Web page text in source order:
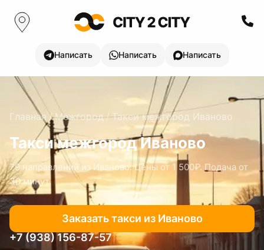
Написать Написать Написать
Главная / Межгород / Такси межгород Иваново
Такси межгородИваново
79 направлений из Иваново. Ценыот 1 500₽. Подача от
30 минут.
Заказать такси из Иваново
+7 (938) 156-87-57